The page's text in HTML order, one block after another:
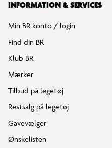
INFORMATION & SERVICES
Min BR konto / login
Find din BR
Klub BR
Mærker
Tilbud på legetøj
Restsalg på legetøj
Gavevælger
Ønskelisten